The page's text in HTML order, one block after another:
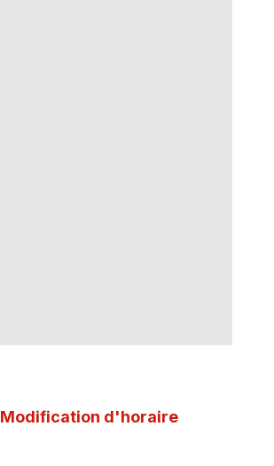
Modification d'horaire